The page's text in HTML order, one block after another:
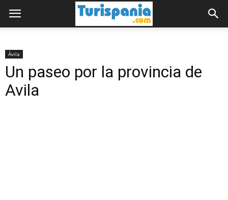
Ávila
Un paseo por la provincia de
Avila